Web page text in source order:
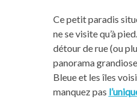
Ce petit paradis
ne se visite qu’à
détour de rue (ou
panorama
Bleue et les îles
manquez pas